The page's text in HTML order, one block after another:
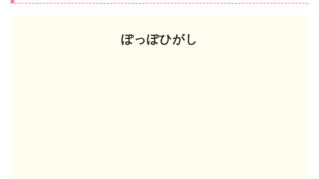
ぽっぽひがし